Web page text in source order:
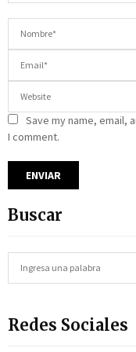
Save my name, email,
I comment.
Buscar
c
Redes Sociales